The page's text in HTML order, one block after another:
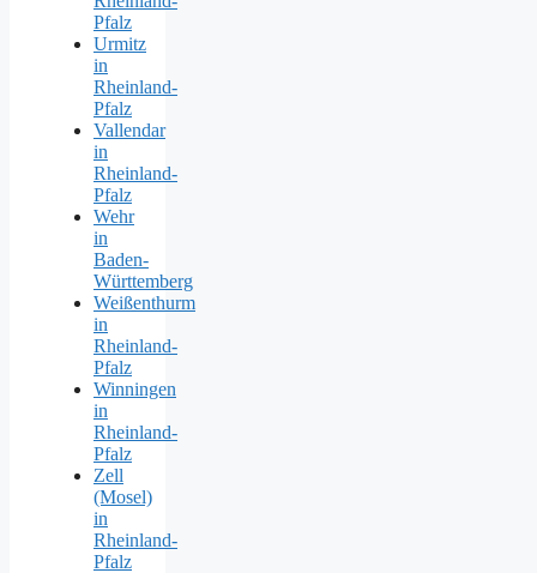
Pfalz
Urmitz
in
Rheinland-
Pfalz
Vallendar
in
Rheinland-
Pfalz
Wehr
in
Baden-
Württemberg
Weißenthurm
in
Rheinland-
Pfalz
Winningen
in
Rheinland-
Pfalz
Zell
(Mosel)
in
Rheinland-
Pfalz